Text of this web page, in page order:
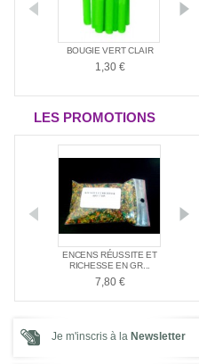
BOUGIE VERT CLAIR
1,30 €
LES PROMOTIONS
ENCENS RÉUSSITE ET
RICHESSE EN GR...
7,80 €
Je m'inscris à la Newsletter